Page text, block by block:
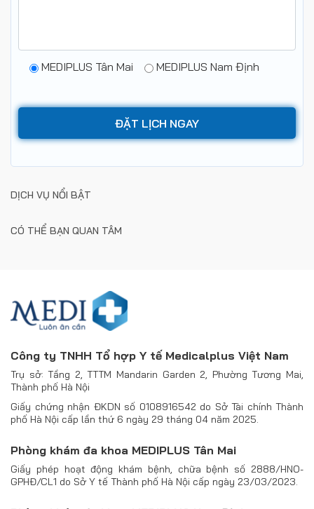
MEDIPLUS Tân Mai MEDIPLUS Nam Định
DỊCH VỤ NỔI BẬT
CÓ THỂ BẠN QUAN TÂM
Công ty TNHH Tổ hợp Y tế Medicalplus Việt Nam
Trụ sở: Tầng 2, TTTM Mandarin Garden 2, Phường Tương Mai,
Thành phố Hà Nội
Giấy chứng nhận ĐKDN số 0108916542 do Sở Tài chính Thành
phố Hà Nội cấp lần thứ 6 ngày 29 tháng 04 năm 2025.
Phòng khám đa khoa MEDIPLUS Tân Mai
Giấy phép hoạt động khám bệnh, chữa bệnh số 2888/HNO-
GPHĐ/CL1 do Sở Y tế Thành phố Hà Nội cấp ngày 23/03/2023.